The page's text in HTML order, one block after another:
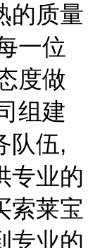
的质量
一位
度做
组建
队伍,
专业的
索莱宝
专业的